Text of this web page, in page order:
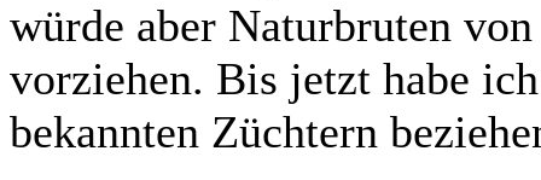
würde aber Naturbruten
vorziehen. Bis jetzt habe
bekannten Züchtern